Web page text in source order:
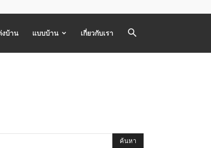
งบ้าน แบบบ้าน เกี่ยวกับเรา